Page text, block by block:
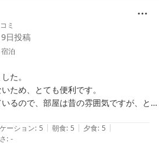
ミ
日投稿
宿泊
た。
ため、とても便利です。
るので、部屋は昔の雰囲気ですが、とて
サウナと満喫できます。
は思えない内容で、翌日の昼食も頂きま
ーション: 5 | 朝食: 5 | 夕食: 5 |
: -